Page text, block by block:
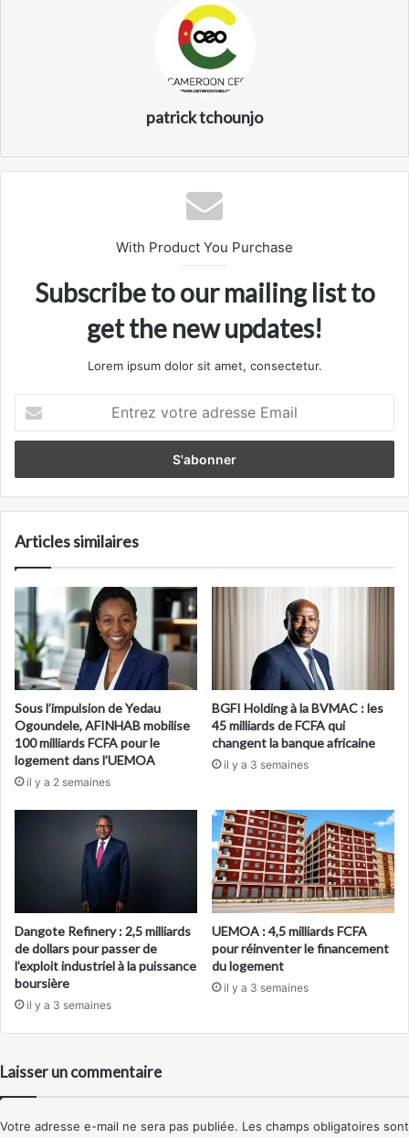
patrick tchounjo
With Product You Purchase
Subscribe to our mailing list to
get the new updates!
Lorem ipsum dolor sit amet, consectetur.
votre
adresse
Articles similaires
Sous l’impulsion de Yedau
Ogoundele, AFINHAB mobilise
100 milliards FCFA pour le
logement dans l’UEMOA
il y a 2 semaines
BGFI Holding à la BVMAC : les
45 milliards de FCFA qui
changent la banque africaine
il y a 3 semaines
Dangote Refinery : 2,5 milliards
de dollars pour passer de
l’exploit industriel à la puissance
boursière
il y a 3 semaines
UEMOA : 4,5 milliards FCFA
pour réinventer le financement
du logement
il y a 3 semaines
Laisser un commentaire
Votre adresse e-mail ne sera pas publiée. Les champs obligatoires sont